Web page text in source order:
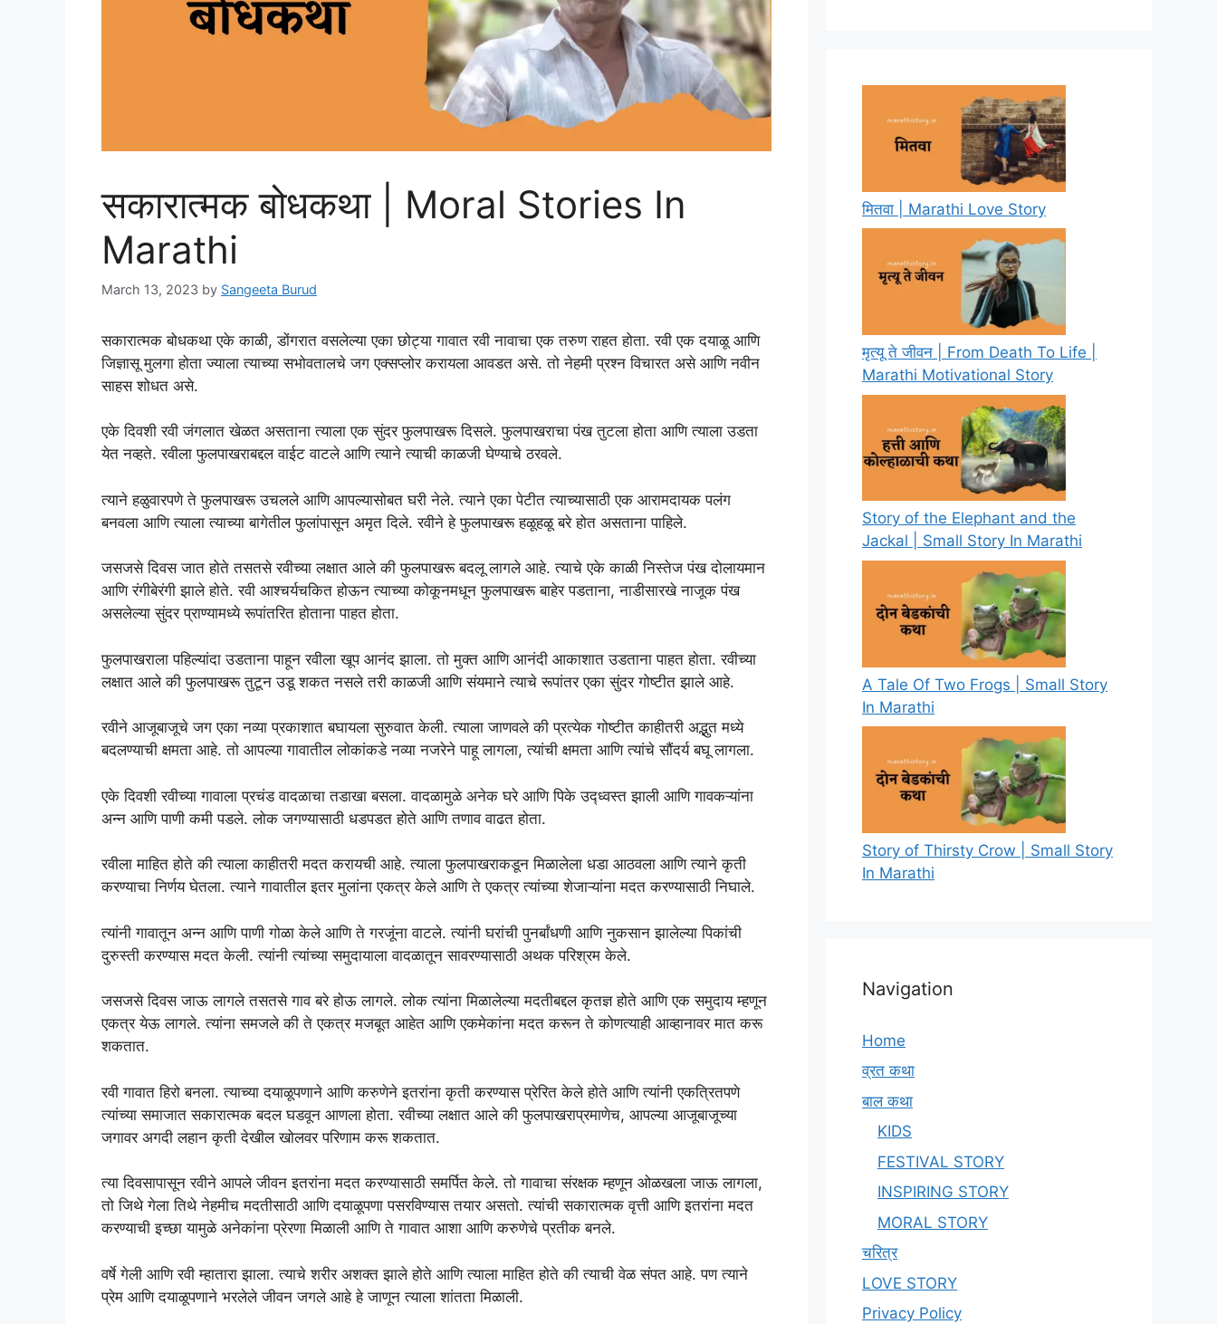
सकारात्मक बोधकथा | Moral Stories In
Marathi
March 13, 2023 by Sangeeta Burud
सकारात्मक बोधकथा एके काळी, डोंगरात वसलेल्या एका छोट्या गावात रवी नावाचा एक तरुण राहत होता. रवी एक दयाळू आणि
जिज्ञासू मुलगा होता ज्याला त्याच्या सभोवतालचे जग एक्सप्लोर करायला आवडत असे. तो नेहमी प्रश्न विचारत असे आणि नवीन
साहस शोधत असे.
एके दिवशी रवी जंगलात खेळत असताना त्याला एक सुंदर फुलपाखरू दिसले. फुलपाखराचा पंख तुटला होता आणि त्याला उडता
येत नव्हते. रवीला फुलपाखराबद्दल वाईट वाटले आणि त्याने त्याची काळजी घेण्याचे ठरवले.
त्याने हळुवारपणे ते फुलपाखरू उचलले आणि आपल्यासोबत घरी नेले. त्याने एका पेटीत त्याच्यासाठी एक आरामदायक पलंग
बनवला आणि त्याला त्याच्या बागेतील फुलांपासून अमृत दिले. रवीने हे फुलपाखरू हळूहळू बरे होत असताना पाहिले.
जसजसे दिवस जात होते तसतसे रवीच्या लक्षात आले की फुलपाखरू बदलू लागले आहे. त्याचे एके काळी निस्तेज पंख दोलायमान
आणि रंगीबेरंगी झाले होते. रवी आश्चर्यचकित होऊन त्याच्या कोकूनमधून फुलपाखरू बाहेर पडताना, नाडीसारखे नाजूक पंख
असलेल्या सुंदर प्राण्यामध्ये रूपांतरित होताना पाहत होता.
फुलपाखराला पहिल्यांदा उडताना पाहून रवीला खूप आनंद झाला. तो मुक्त आणि आनंदी आकाशात उडताना पाहत होता. रवीच्या
लक्षात आले की फुलपाखरू तुटून उडू शकत नसले तरी काळजी आणि संयमाने त्याचे रूपांतर एका सुंदर गोष्टीत झाले आहे.
रवीने आजूबाजूचे जग एका नव्या प्रकाशात बघायला सुरुवात केली. त्याला जाणवले की प्रत्येक गोष्टीत काहीतरी अद्भुत मध्ये
बदलण्याची क्षमता आहे. तो आपल्या गावातील लोकांकडे नव्या नजरेने पाहू लागला, त्यांची क्षमता आणि त्यांचे सौंदर्य बघू लागला.
एके दिवशी रवीच्या गावाला प्रचंड वादळाचा तडाखा बसला. वादळामुळे अनेक घरे आणि पिके उद्ध्वस्त झाली आणि गावकऱ्यांना
अन्न आणि पाणी कमी पडले. लोक जगण्यासाठी धडपडत होते आणि तणाव वाढत होता.
रवीला माहित होते की त्याला काहीतरी मदत करायची आहे. त्याला फुलपाखराकडून मिळालेला धडा आठवला आणि त्याने कृती
करण्याचा निर्णय घेतला. त्याने गावातील इतर मुलांना एकत्र केले आणि ते एकत्र त्यांच्या शेजाऱ्यांना मदत करण्यासाठी निघाले.
त्यांनी गावातून अन्न आणि पाणी गोळा केले आणि ते गरजूंना वाटले. त्यांनी घरांची पुनर्बांधणी आणि नुकसान झालेल्या पिकांची
दुरुस्ती करण्यास मदत केली. त्यांनी त्यांच्या समुदायाला वादळातून सावरण्यासाठी अथक परिश्रम केले.
जसजसे दिवस जाऊ लागले तसतसे गाव बरे होऊ लागले. लोक त्यांना मिळालेल्या मदतीबद्दल कृतज्ञ होते आणि एक समुदाय म्हणून
एकत्र येऊ लागले. त्यांना समजले की ते एकत्र मजबूत आहेत आणि एकमेकांना मदत करून ते कोणत्याही आव्हानावर मात करू
शकतात.
रवी गावात हिरो बनला. त्याच्या दयाळूपणाने आणि करुणेने इतरांना कृती करण्यास प्रेरित केले होते आणि त्यांनी एकत्रितपणे
त्यांच्या समाजात सकारात्मक बदल घडवून आणला होता. रवीच्या लक्षात आले की फुलपाखराप्रमाणेच, आपल्या आजूबाजूच्या
जगावर अगदी लहान कृती देखील खोलवर परिणाम करू शकतात.
त्या दिवसापासून रवीने आपले जीवन इतरांना मदत करण्यासाठी समर्पित केले. तो गावाचा संरक्षक म्हणून ओळखला जाऊ लागला,
तो जिथे गेला तिथे नेहमीच मदतीसाठी आणि दयाळूपणा पसरविण्यास तयार असतो. त्यांची सकारात्मक वृत्ती आणि इतरांना मदत
करण्याची इच्छा यामुळे अनेकांना प्रेरणा मिळाली आणि ते गावात आशा आणि करुणेचे प्रतीक बनले.
वर्षे गेली आणि रवी म्हातारा झाला. त्याचे शरीर अशक्त झाले होते आणि त्याला माहित होते की त्याची वेळ संपत आहे. पण त्याने
प्रेम आणि दयाळूपणाने भरलेले जीवन जगले आहे हे जाणून त्याला शांतता मिळाली.
मितवा | Marathi Love Story
मृत्यू ते जीवन | From Death To Life |
Marathi Motivational Story
Story of the Elephant and the
Jackal | Small Story In Marathi
A Tale Of Two Frogs | Small Story
In Marathi
Story of Thirsty Crow | Small Story
In Marathi
Navigation
Home
व्रत कथा
बाल कथा
KIDS
FESTIVAL STORY
INSPIRING STORY
MORAL STORY
चरित्र
LOVE STORY
Privacy Policy